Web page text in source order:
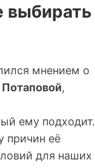
выбирать
мнением о
,
ему подходит.
причин её
для наших